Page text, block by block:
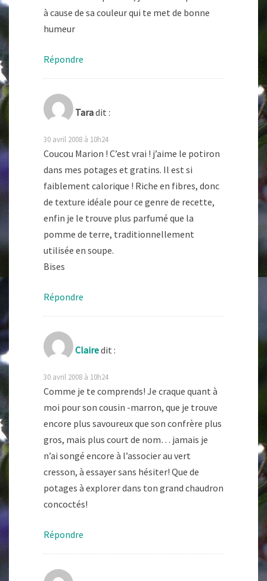
à cause de sa couleur qui te met de bonne
humeur
Répondre
Taradit :
30 avril 2008 à 10h24
Coucou Marion ! C’est vrai ! j’aime le potiron
dans mes potages et gratins. Il est si
faiblement calorique ! Riche en fibres, donc
de texture idéale pour ce genre de recette,
enfin je le trouve plus parfumé que la
pomme de terre, traditionnellement
utilisée en soupe.
Bises
Répondre
Clairedit :
30 avril 2008 à 10h24
Comme je te comprends! Je craque quant à
moi pour son cousin -marron, que je trouve
encore plus savoureux que son confrère plus
gros, mais plus court de nom… jamais je
n’ai songé encore à l’associer au vert
cresson, à essayer sans hésiter! Que de
potages à explorer dans ton grand chaudron
concoctés!
Répondre